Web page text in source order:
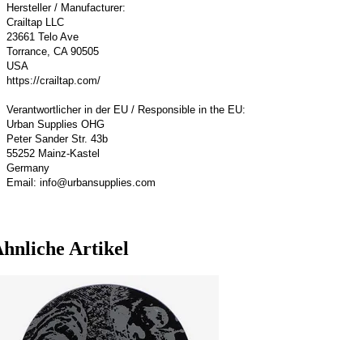
Hersteller / Manufacturer:
Crailtap LLC
23661 Telo Ave
Torrance, CA 90505
USA
https://crailtap.com/
Verantwortlicher in der EU / Responsible in the EU:
Urban Supplies OHG
Peter Sander Str. 43b
55252 Mainz-Kastel
Germany
Email: info@urbansupplies.com
Artikel